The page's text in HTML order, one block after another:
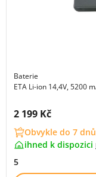
Baterie
ETA Li-ion 14,4V, 5200
Cena s DPH:
2 199 Kč
Obvykle do 7 dnů
ihned k dispozici
5